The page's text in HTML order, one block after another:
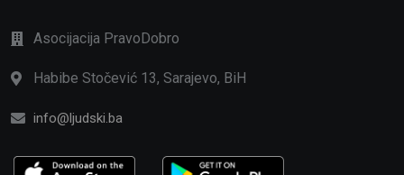
Asocijacija PravoDobro
Habibe Stočević 13, Sarajevo, BiH
info@ljudski.ba